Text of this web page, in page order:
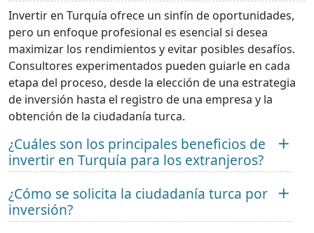
Invertir en Turquía ofrece un sinfín de oportunidades,
pero un enfoque profesional es esencial si desea
maximizar los rendimientos y evitar posibles desafíos.
Consultores experimentados pueden guiarle en cada
etapa del proceso, desde la elección de una estrategia
de inversión hasta el registro de una empresa y la
obtención de la ciudadanía turca.
¿Cuáles son los principales beneficios de
invertir en Turquía para los extranjeros?
¿Cómo se solicita la ciudadanía turca por
inversión?